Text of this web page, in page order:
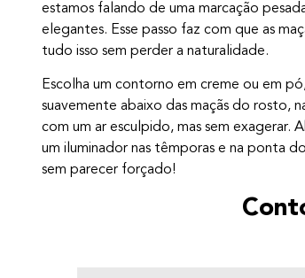
estamos falando de uma marcação
elegantes. Esse passo faz com que as
tudo isso sem perder a naturalidade.
Escolha um contorno em creme ou em
suavemente abaixo das maçãs do rosto,
com um ar esculpido, mas sem exagerar.
um iluminador nas têmporas e na ponta
sem parecer forçado!